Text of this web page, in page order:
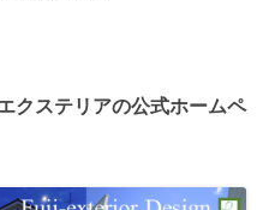
クステリアの公式ホームペ